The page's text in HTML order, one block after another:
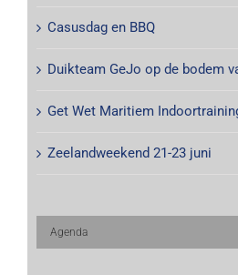
Casusdag en BBQ
Duikteam GeJo op de bodem
Get Wet Maritiem
Zeelandweekend 21-23 juni
Agenda